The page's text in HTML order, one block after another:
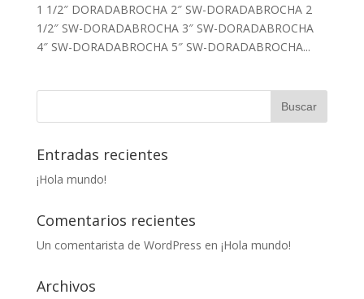
1 1/2″ DORADABROCHA 2″ SW-DORADABROCHA 2
1/2″ SW-DORADABROCHA 3″ SW-DORADABROCHA
4″ SW-DORADABROCHA 5″ SW-DORADABROCHA...
Entradas recientes
¡Hola mundo!
Comentarios recientes
Un comentarista de WordPress en ¡Hola mundo!
Archivos